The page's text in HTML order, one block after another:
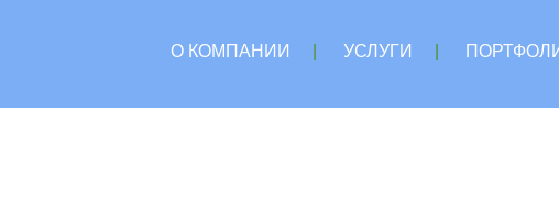
О КОМПАНИИ УСЛУГИ